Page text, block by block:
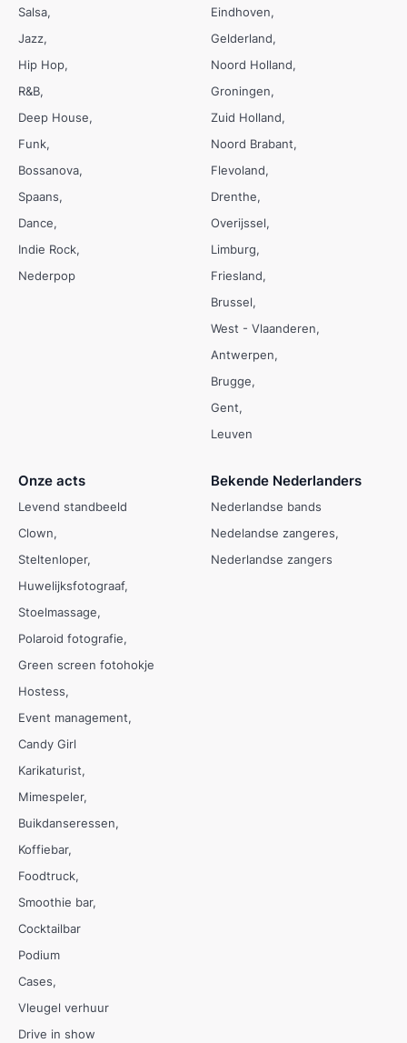
Salsa
Jazz
Hip Hop
R&B
Deep House
Funk
Bossanova
Spaans
Dance
Indie Rock
Nederpop
Eindhoven
Gelderland
Noord Holland
Groningen
Zuid Holland
Noord Brabant
Flevoland
Drenthe
Overijssel
Limburg
Friesland
Brussel
West - Vlaanderen
Antwerpen
Brugge
Gent
Leuven
Onze acts
Levend standbeeld
Clown
Steltenloper
Huwelijksfotograaf
Stoelmassage
Polaroid fotografie
Green screen fotohokje
Hostess
Event management
Candy Girl
Karikaturist
Mimespeler
Buikdanseressen
Koffiebar
Foodtruck
Smoothie bar
Cocktailbar
Podium
Cases
Vleugel verhuur
Drive in show
Bekende Nederlanders
Nederlandse bands
Nedelandse zangeres
Nederlandse zangers